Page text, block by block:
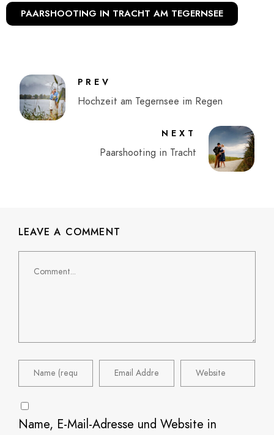
PAARSHOOTING IN TRACHT AM TEGERNSEE
PREV
Hochzeit am Tegernsee im Regen
NEXT
Paarshooting in Tracht
LEAVE A COMMENT
Name, E-Mail-Adresse und Website in